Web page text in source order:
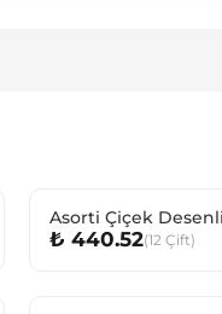
Asorti Çiçek
Çorabı
₺ 440.52(12 Çift)